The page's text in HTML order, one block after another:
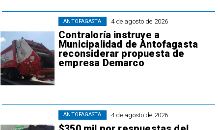
4 de agosto de 2026
Contraloría instruye a
Municipalidad de Antofagasta
reconsiderar propuesta de
empresa Demarco
ANTOFAGASTA
4 de agosto de 2026
ANTOFAGASTA